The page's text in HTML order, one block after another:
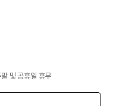
및 공휴일 휴무